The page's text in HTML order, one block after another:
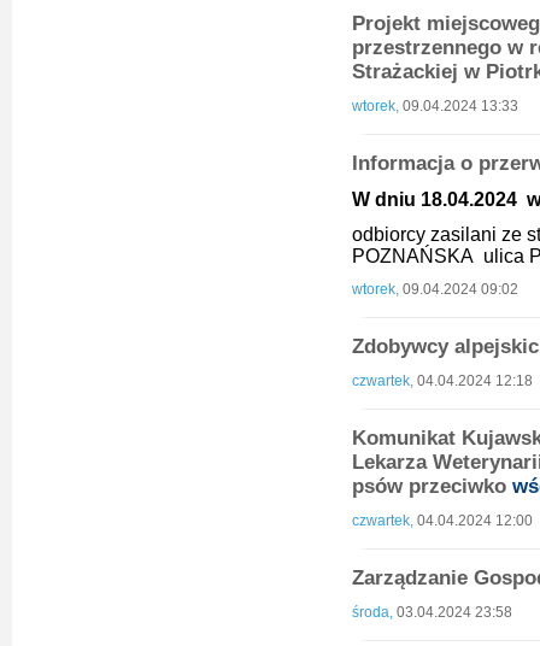
Projekt
przestrzennego w
Strażackiej w
wtorek, 09.04.2024 13:33
Informacja o
W dniu 18.04.2024
odbiorcy zasilani ze
POZNAŃSKA ulica
wtorek, 09.04.2024 09:02
Zdobywcy
czwartek, 04.04.2024 12:18
Komunikat
Lekarza
psów przeciwko
czwartek, 04.04.2024 12:00
Zarządzanie
środa, 03.04.2024 23:58